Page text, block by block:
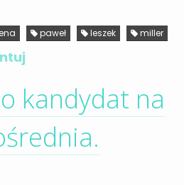
paweł leszek miller
kandydat na